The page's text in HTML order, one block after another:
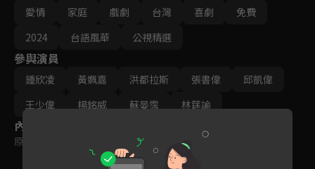
愛情
家庭 戲劇 台灣 喜劇
免費
2024
台語風華 公視精選
參與演員
鍾欣凌 黃姵嘉 洪都拉斯 張書偉
邱凱偉
王少偉
楊銘威 蘇晏霈 林筳諭
內容標籤
原創